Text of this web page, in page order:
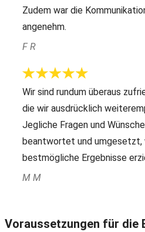
Zudem war die
angenehm.
F R
Wir sind rundum überaus
die wir ausdrücklich
Jegliche Fragen und
beantwortet und umgesetzt,
bestmögliche Ergebnisse
M M
Voraussetzungen für die